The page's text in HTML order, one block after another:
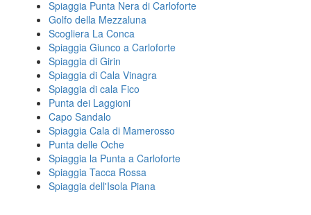
Spiaggia Punta Nera di Carloforte
Golfo della Mezzaluna
Scogliera La Conca
Spiaggia Giunco a Carloforte
Spiaggia di Girin
Spiaggia di Cala Vinagra
Spiaggia di cala Fico
Punta dei Laggioni
Capo Sandalo
Spiaggia Cala di Mamerosso
Punta delle Oche
Spiaggia la Punta a Carloforte
Spiaggia Tacca Rossa
Spiaggia dell'Isola Piana